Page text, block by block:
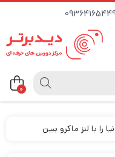
0
را با لنز ماکرو ببین